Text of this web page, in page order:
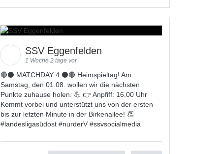
SSV Eggenfelden
1 Woche 2 tage vor
🔴⚫ MATCHDAY 4 ⚫🔴 Heimspieltag! Am
Samstag, den 01.08. wollen wir die nächsten
Punkte zuhause holen. 💪 👉 Anpfiff: 16.00 Uhr
Kommt vorbei und unterstützt uns von der ersten
bis zur letzten Minute in der Birkenallee! 👏
#landesligasüdost #nurderV #ssvsocialmedia